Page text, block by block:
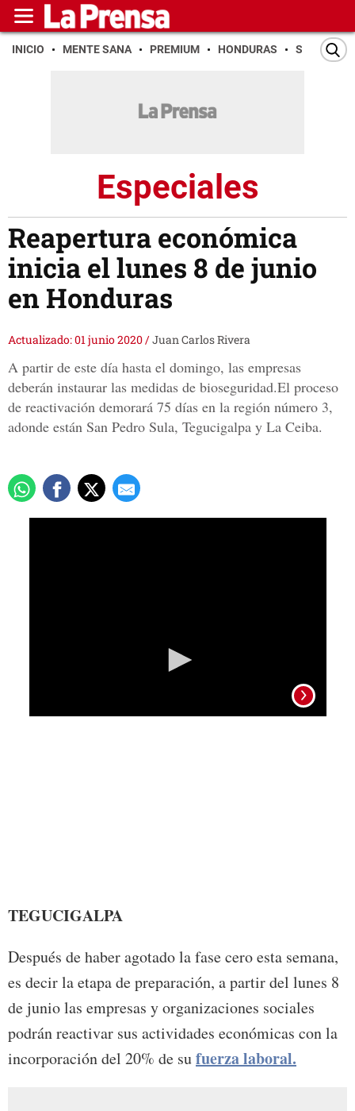
INICIO MENTE SANA PREMIUM HONDURAS SAN PEDRO
Especiales
Reapertura económica
inicia el lunes 8 de junio
en Honduras
Actualizado: 01 junio 2020/Juan Carlos Rivera
A partir de este día hasta el domingo, las empresas
deberán instaurar las medidas de bioseguridad.El proceso
de reactivación demorará 75 días en la región número 3,
adonde están San Pedro Sula, Tegucigalpa y La Ceiba.
TEGUCIGALPA
Después de haber agotado la fase cero esta semana,
es decir la etapa de preparación, a partir del lunes 8
de junio las empresas y organizaciones sociales
podrán reactivar sus actividades económicas con la
incorporación del 20% de sufuerza laboral.